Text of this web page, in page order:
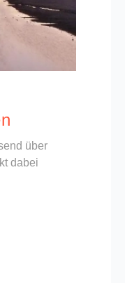
über
dabei